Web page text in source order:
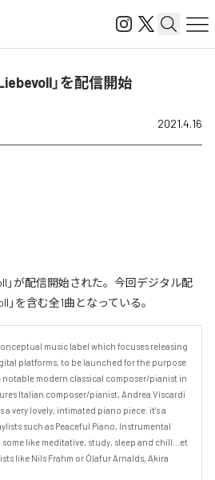
」を配信開始
2021.4.16
」が配信開始された。今回デジタル配
を含む全1曲となっている。
music label which focuses releasing
platforms, to be launched for the purpose
modern classical composer/pianist in
Italian composer/pianist, Andrea Viscardi
a very lovely, intimated piano piece. it's a
such as Peaceful Piano, Instrumental
like meditative, study, sleep and chill...et
like Nils Frahm or Ólafur Arnalds, Akira